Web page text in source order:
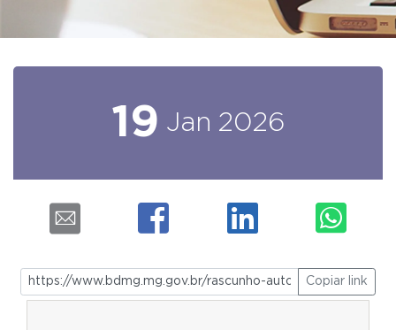
19 Jan 2026
Copiar link